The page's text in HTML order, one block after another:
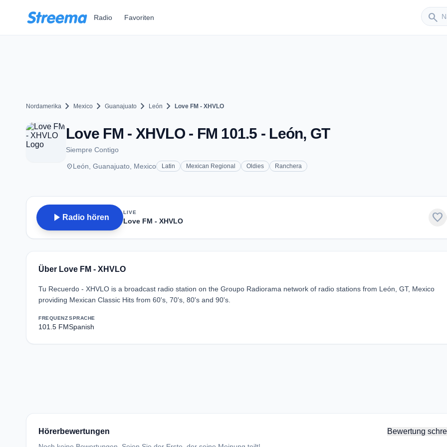
Radio Favoriten search
Nordamerika chevron_right Mexico chevron_right Guanajuato chevron_right León chevron_right Love FM - XHVLO
Love FM - XHVLO - FM 101.5 - León, GT
Siempre Contigo
placeLeón, Guanajuato, Mexico Latin Mexican Regional Oldies Ranchera
play_arrow Radio hören
LIVE
Love FM - XHVLO favorite
Über Love FM - XHVLO
Tu Recuerdo - XHVLO is a broadcast radio station on the Groupo Radiorama network of radio stations from León, GT, Mexico
providing Mexican Classic Hits from 60's, 70's, 80's and 90's.
FREQUENZ
101.5 FM
SPRACHE
Spanish
Hörerbewertungen Bewertung